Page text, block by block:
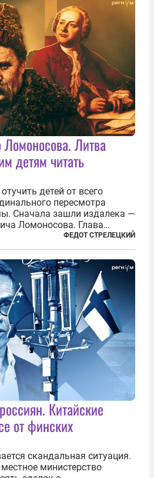
Литва
детям читать
детей от всего
пересмотра
Сначала зашли издалека —
Ломоносова. Глава
Миндаугас Синкявичюс
его тексты из программ
Мотивировал он это тем,
ФЕДОТ СТРЕЛЕЦКИЙ
Китайские
от финских
скандальная ситуация.
министерство